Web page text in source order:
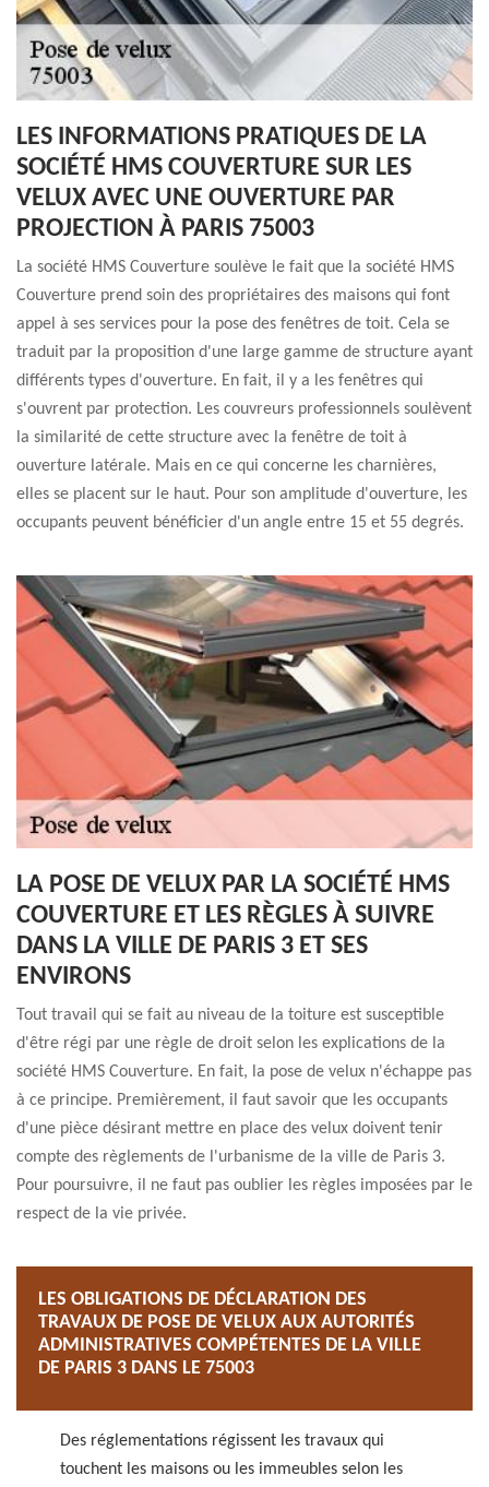
LES INFORMATIONS PRATIQUES DE LA
SOCIÉTÉ HMS COUVERTURE SUR LES
VELUX AVEC UNE OUVERTURE PAR
PROJECTION À PARIS 75003
La société HMS Couverture soulève le fait que la société HMS
Couverture prend soin des propriétaires des maisons qui font
appel à ses services pour la pose des fenêtres de toit. Cela se
traduit par la proposition d'une large gamme de structure ayant
différents types d'ouverture. En fait, il y a les fenêtres qui
s'ouvrent par protection. Les couvreurs professionnels soulèvent
la similarité de cette structure avec la fenêtre de toit à
ouverture latérale. Mais en ce qui concerne les charnières,
elles se placent sur le haut. Pour son amplitude d'ouverture, les
occupants peuvent bénéficier d'un angle entre 15 et 55 degrés.
LA POSE DE VELUX PAR LA SOCIÉTÉ HMS
COUVERTURE ET LES RÈGLES À SUIVRE
DANS LA VILLE DE PARIS 3 ET SES
ENVIRONS
Tout travail qui se fait au niveau de la toiture est susceptible
d'être régi par une règle de droit selon les explications de la
société HMS Couverture. En fait, la pose de velux n'échappe pas
à ce principe. Premièrement, il faut savoir que les occupants
d'une pièce désirant mettre en place des velux doivent tenir
compte des règlements de l'urbanisme de la ville de Paris 3.
Pour poursuivre, il ne faut pas oublier les règles imposées par le
respect de la vie privée.
LES OBLIGATIONS DE DÉCLARATION DES
TRAVAUX DE POSE DE VELUX AUX AUTORITÉS
ADMINISTRATIVES COMPÉTENTES DE LA VILLE
DE PARIS 3 DANS LE 75003
Des réglementations régissent les travaux qui
touchent les maisons ou les immeubles selon les